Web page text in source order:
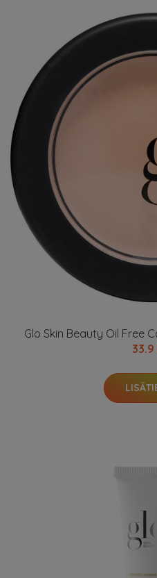
Glo Skin Beauty Oil Free
33.9